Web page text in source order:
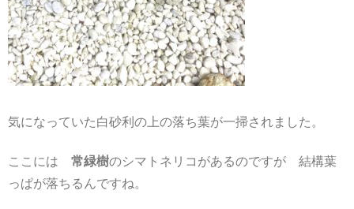
気になっていた白砂利の上の落ち葉が一掃されました。
ここには 常緑樹のシマトネリコがあるのですが 結構葉
っぱが落ちるんですね。